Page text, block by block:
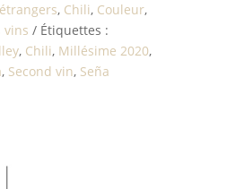
, Chili, Couleur,
vins
Étiquettes :
, Chili, Millésime 2020,
, Second vin, Seña